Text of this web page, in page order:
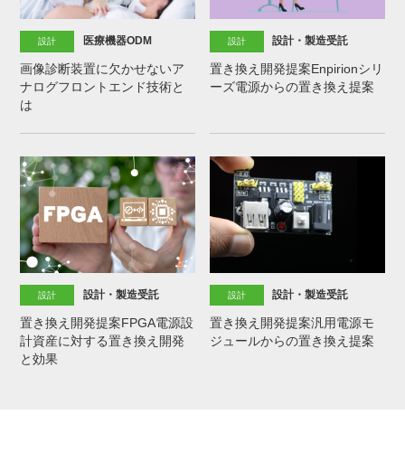
設計 医療機器ODM
画像診断装置に欠かせないア
ナログフロントエンド技術と
は
設計 設計・製造受託
置き換え開発提案Enpirionシリ
ーズ電源からの置き換え提案
設計 設計・製造受託
置き換え開発提案FPGA電源設
計資産に対する置き換え開発
と効果
設計 設計・製造受託
置き換え開発提案汎用電源モ
ジュールからの置き換え提案